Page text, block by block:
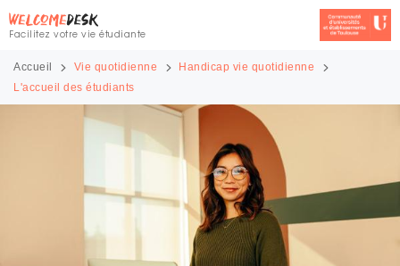
Facilitez votre vie étudiante
Accueil Vie quotidienne
Handicap vie quotidienne
L'accueil des étudiants